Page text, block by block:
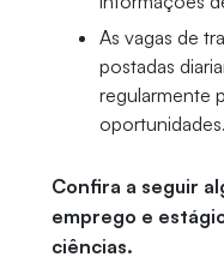
As vagas de
postadas
regularmente
oportunidades.
Confira a seguir
emprego e
ciências.